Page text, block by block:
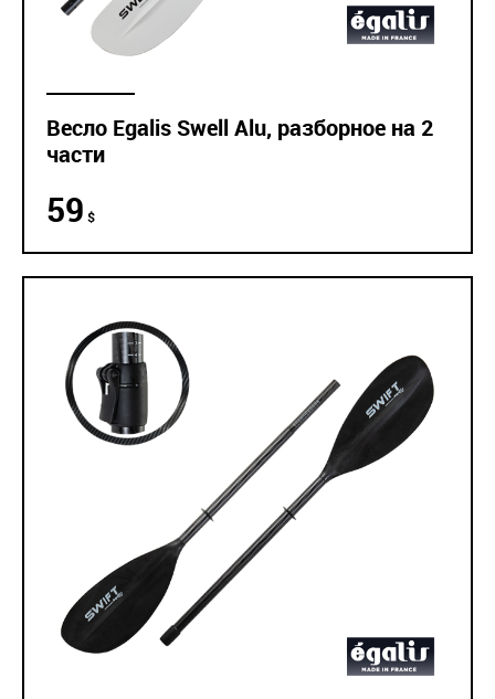
Весло Egalis Swell Alu, разборное на 2
части
59 $